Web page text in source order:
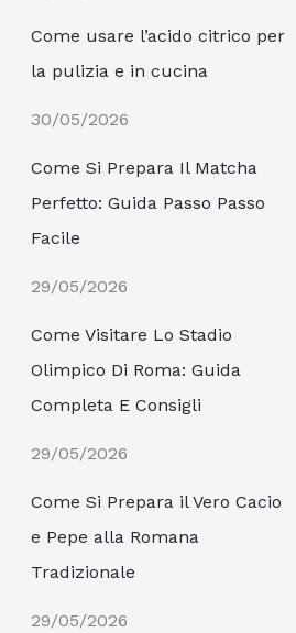
Come usare l’acido citrico per
la pulizia e in cucina
30/05/2026
Come Si Prepara Il Matcha
Perfetto: Guida Passo Passo
Facile
29/05/2026
Come Visitare Lo Stadio
Olimpico Di Roma: Guida
Completa E Consigli
29/05/2026
Come Si Prepara il Vero Cacio
e Pepe alla Romana
Tradizionale
29/05/2026